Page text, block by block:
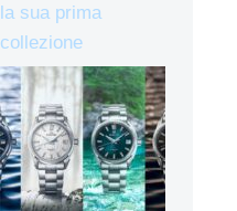
la sua prima
collezione